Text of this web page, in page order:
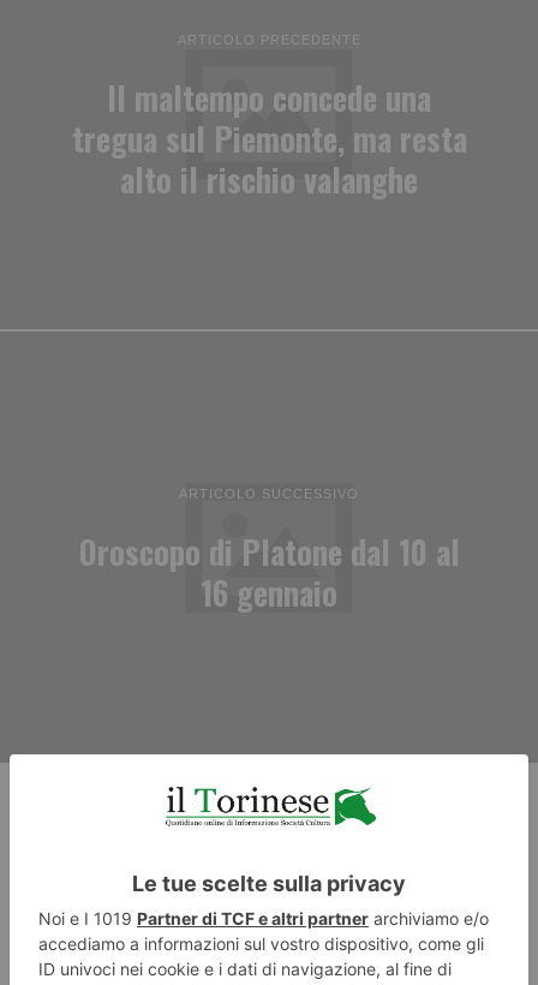
ARTICOLO PRECEDENTE
Il maltempo concede una
tregua sul Piemonte, ma resta
alto il rischio valanghe
ARTICOLO SUCCESSIVO
Oroscopo di Platone dal 10 al
16 gennaio